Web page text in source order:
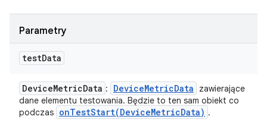
Parametry
testData
DeviceMetricData : DeviceMetricData
zawierające
dane elementu testowania. Będzie to ten sam obiekt co
podczas onTestStart(DeviceMetricData) .